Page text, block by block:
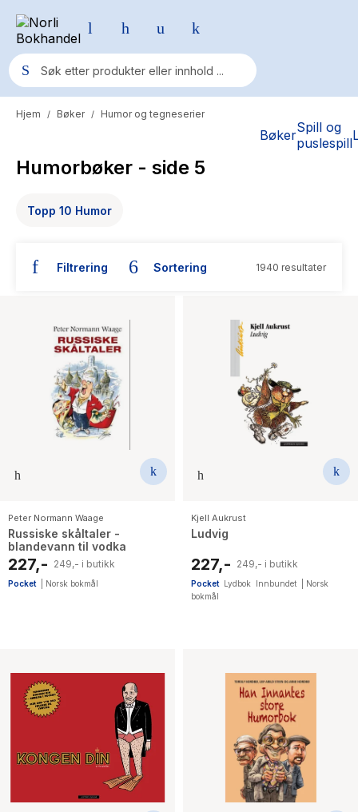
BøkerSpill og
puslespill
Populære søk
Fury Bound - Sable Sorensen
Elizabeth Strout
Hypopressiv trening
The Housemaid
Hjem / Bøker / Humor og tegneserier
Humorbøker - side 5
Topp 10 Humor
Filtrering Sortering 1940 resultater
Peter Normann Waage
Russiske skåltaler -
blandevann til vodka
227,- 249,- i butikk
Pocket Norsk bokmål
Kjell Aukrust
Ludvig
227,- 249,- i butikk
Pocket Lydbok Innbundet
Norsk
bokmål